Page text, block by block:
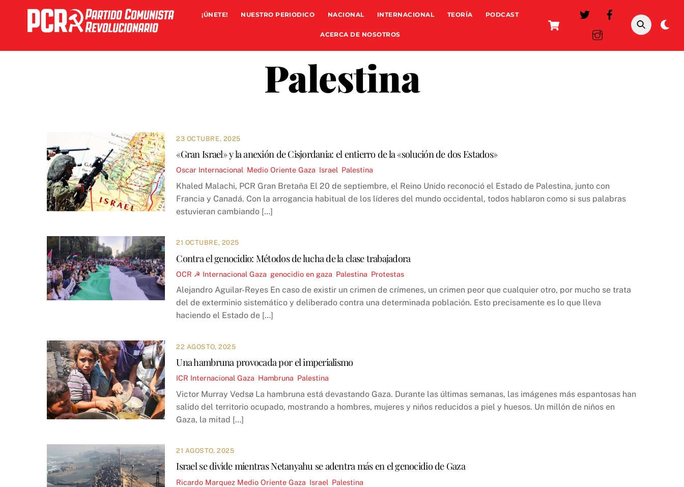
content
Cart
¡ÚNETE! NUESTRO PERIODICO NACIONAL INTERNACIONAL TEORÍA PODCAST
ACERCA DE NOSOTROS
Palestina
23 OCTUBRE, 2025
«Gran Israel» y la anexión de Cisjordania: el entierro de la «solución de dos Estados»
Oscar Internacional Medio Oriente Gaza Israel Palestina
Khaled Malachi, PCR Gran Bretaña El 20 de septiembre, el Reino Unido reconoció el Estado de Palestina, junto con
Francia y Canadá. Con la arrogancia habitual de los líderes del mundo occidental, todos hablaron como si sus palabras
estuvieran cambiando […]
21 OCTUBRE, 2025
Contra el genocidio: Métodos de lucha de la clase trabajadora
OCR ☭ Internacional Gaza genocidio en gaza Palestina Protestas
Alejandro Aguilar-Reyes En caso de existir un crimen de crímenes, un crimen peor que cualquier otro, por mucho se trata
del de exterminio sistemático y deliberado contra una determinada población. Esto precisamente es lo que lleva
haciendo el Estado de […]
22 AGOSTO, 2025
Una hambruna provocada por el imperialismo
ICR Internacional Gaza Hambruna Palestina
Victor Murray Vedsø La hambruna está devastando Gaza. Durante las últimas semanas, las imágenes más espantosas han
salido del territorio ocupado, mostrando a hombres, mujeres y niños reducidos a piel y huesos. Un millón de niños en
Gaza, la mitad […]
21 AGOSTO, 2025
Israel se divide mientras Netanyahu se adentra más en el genocidio de Gaza
Ricardo Marquez Medio Oriente Gaza Israel Palestina